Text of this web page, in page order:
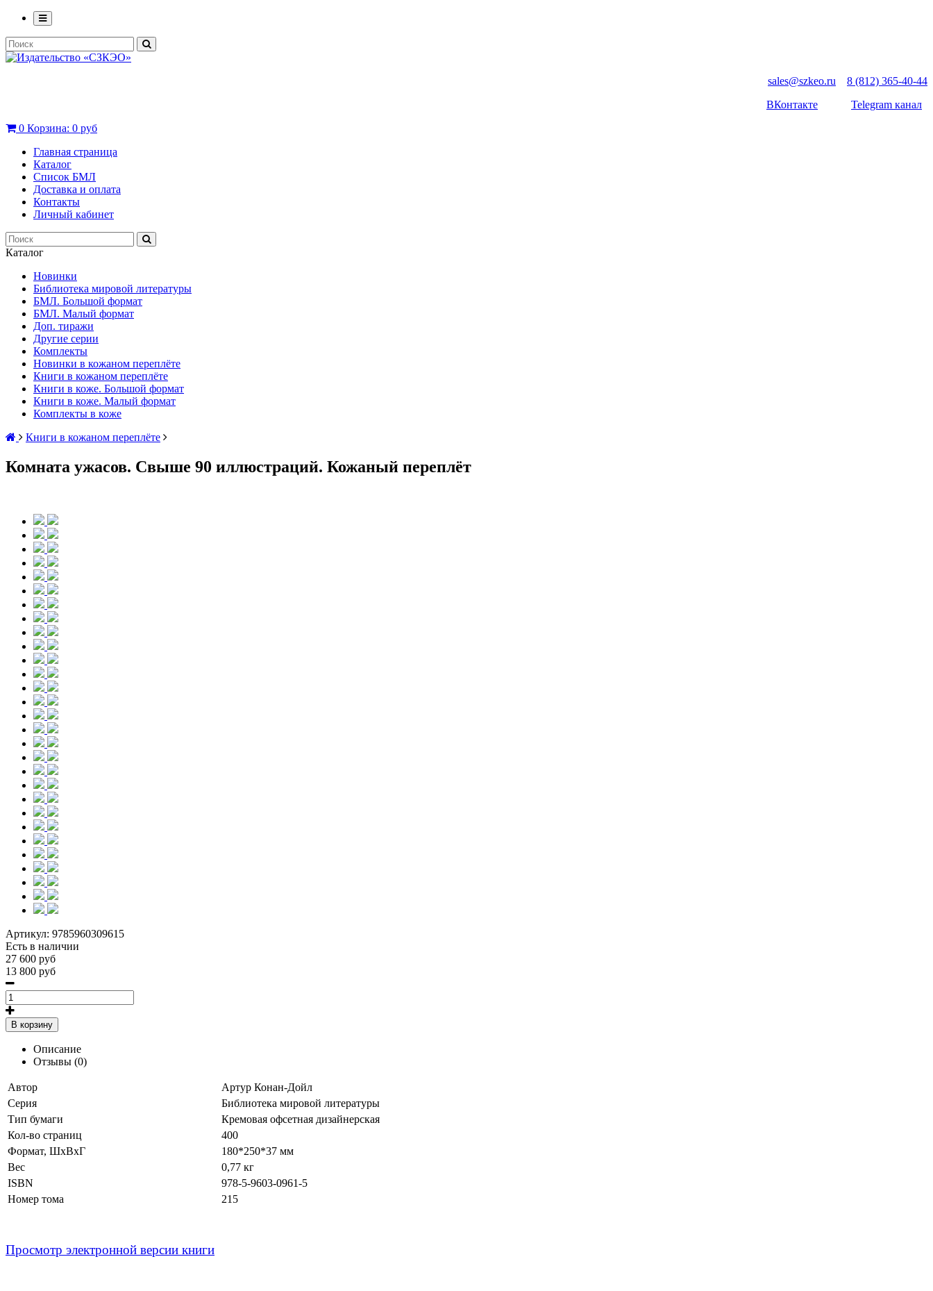
sales@szkeo.ru
8 (812) 365-40-44
ВКонтакте
Telegram канал
0 Корзина: 0 руб
Главная страница
Каталог
Список БМЛ
Доставка и оплата
Контакты
Личный кабинет
Каталог
Новинки
Библиотека мировой литературы
БМЛ. Большой формат
БМЛ. Малый формат
Доп. тиражи
Другие серии
Комплекты
Новинки в кожаном переплёте
Книги в кожаном переплёте
Книги в коже. Большой формат
Книги в коже. Малый формат
Комплекты в коже
Книги в кожаном переплёте
Комната ужасов. Свыше 90 иллюстраций. Кожаный переплёт
Артикул: 9785960309615
Есть в наличии
27 600 руб
13 800 руб
В корзину
Описание
Отзывы (0)
Автор
Артур Конан-Дойл
Серия
Библиотека мировой литературы
Тип бумаги
Кремовая офсетная дизайнерская
Кол-во страниц
400
Формат, ШхВхГ
180*250*37 мм
Вес
0,77 кг
ISBN
978-5-9603-0961-5
Номер тома
215
Просмотр электронной версии книги